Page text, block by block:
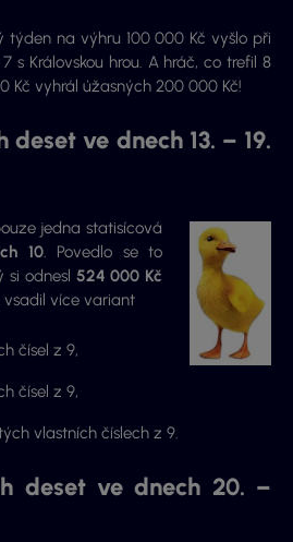
týden na výhru 100 000 Kč vyšlo při
s Královskou hrou. A hráč, co trefil 8
Kč vyhrál úžasných 200 000 Kč!
ve dnech 13. – 19.
jedna statisícová
10. Povedlo se to
si odnesl 524 000 Kč
vsadil více variant
čísel z 9,
čísel z 9,
vlastních číslech z 9.
deset ve dnech 20. –